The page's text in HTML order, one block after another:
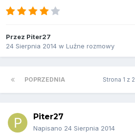
Przez Piter27
24 Sierpnia 2014 w Luźne rozmowy
POPRZEDNIA Strona 1 z 2
Piter27
Napisano 24 Sierpnia 2014